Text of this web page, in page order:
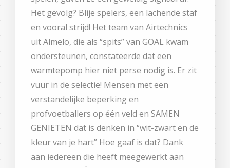
Het gevolg? Blije spelers, een lachende staf
en vooral strijd! Het team van Airtechnics
uit Almelo, die als “spits” van GOAL kwam
ondersteunen, constateerde dat een
warmtepomp hier niet perse nodig is. Er zit
vuur in de selectie! Mensen met een
verstandelijke beperking en
profvoetballers op één veld en SAMEN
GENIETEN dat is denken in “wit-zwart en de
kleur van je hart” Hoe gaaf is dat? Dank
aan iedereen die heeft meegewerkt aan